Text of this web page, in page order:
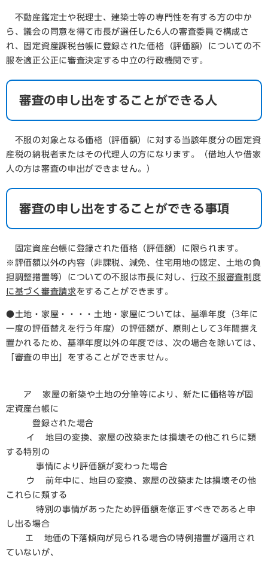
​不動産鑑定士や税理士、建築士等の専門性を有する方の中か
ら、議会の同意を得て市長が選任した6人の審査委員で構成さ
れ、固定資産課税台帳に登録された価格（評価額）についての不
服を適正公正に審査決定する中立の行政機関です。
審査の申し出をすることができる人
不服の対象となる価格（評価額）に対する当該年度分の固定資
産税の納税者またはその代理人の方になります。（借地人や借家
人の方は審査の申出ができません。）
審査の申し出をすることができる事項
固定資産台帳に登録された価格（評価額）に限られます。
※評価額以外の内容（非課税、減免、住宅用地の認定、土地の負
担調整措置等）についての不服は市長に対し、 行政不服審査制度
に基づく審査請求をすることができます。
●土地・家屋・・・・土地・家屋については、基準年度（3年に
一度の評価替えを行う年度）の評価額が、原則として3年間据え
置かれるため、基準年度以外の年度では、次の場合を除いては、
「審査の申出」をすることができません。
ア 家屋の新築や土地の分筆等により、新たに価格等が固
定資産台帳に
登録された場合
イ 地目の変換、家屋の改築または損壊その他これらに類
する特別の
事情により評価額が変わった場合
ウ 前年中に、地目の変換、家屋の改築または損壊その他
これらに類する
特別の事情があったため評価額を修正すべきであると申
し出る場合
エ 地価の下落傾向が見られる場合の特例措置が適用され
ていないが、